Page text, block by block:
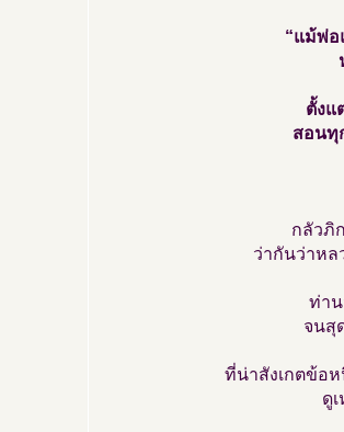
“แม้พ่อ
ตั้งแ
สอนทุ
กลัวภิ
ว่ากันว่าหล
ท่าน
จนสุ
ที่น่าสังเกตข้อ
ดู